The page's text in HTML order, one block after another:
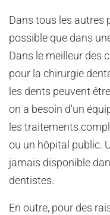
Dans tous les autres
possible que dans
Dans le meilleur des
pour la chirurgie
les dents peuvent
on a besoin d'un
les traitements
ou un hôpital public.
jamais disponible
dentistes.
En outre, pour des